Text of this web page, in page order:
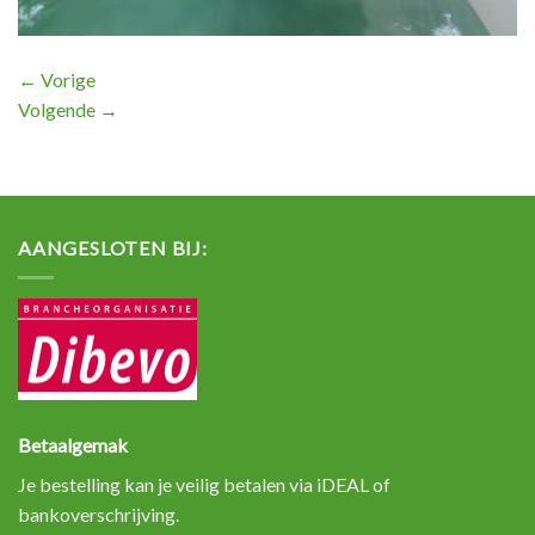
← Vorige
Volgende →
AANGESLOTEN BIJ:
Betaalgemak
Je bestelling kan je veilig betalen via iDEAL of
bankoverschrijving.